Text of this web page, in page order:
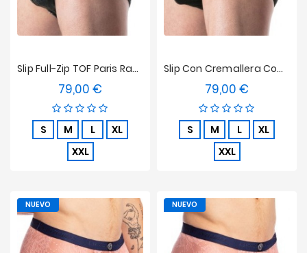
Slip Full-Zip TOF Paris Raw Denim - Azul
79,00 €
S M L
XL
XXL
Slip Con Cremallera Completa TOF Paris Raw Denim - Negro
79,00 €
S M L
XL
XXL
NUEVO NUEVO